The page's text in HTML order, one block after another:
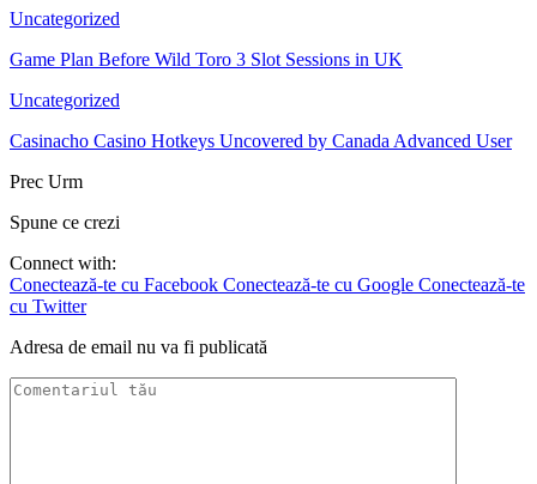
Uncategorized
Game Plan Before Wild Toro 3 Slot Sessions in UK
Uncategorized
Casinacho Casino Hotkeys Uncovered by Canada Advanced User
Prec Urm
Spune ce crezi
Connect with:
Conectează-te cu Facebook Conectează-te cu Google Conectează-te
cu Twitter
Adresa de email nu va fi publicată